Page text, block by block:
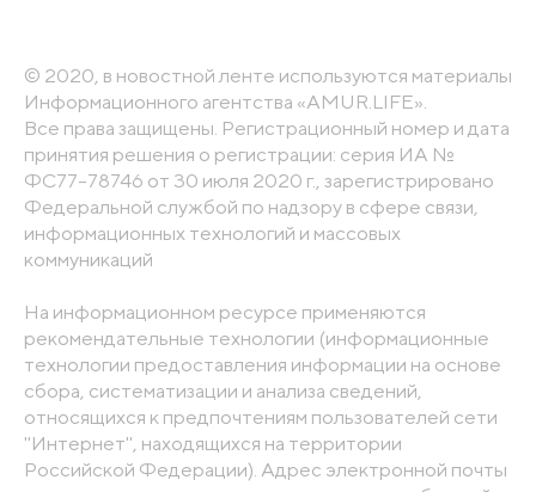
© 2020, в новостной ленте используются материалы
Информационного агентства «AMUR.LIFE».
Все права защищены. Регистрационный номер и дата
принятия решения о регистрации: серия ИА №
ФС77-78746 от 30 июля 2020 г., зарегистрировано
Федеральной службой по надзору в сфере связи,
информационных технологий и массовых
коммуникаций
На информационном ресурсе применяются
рекомендательные технологии (информационные
технологии предоставления информации на основе
сбора, систематизации и анализа сведений,
относящихся к предпочтениям пользователей сети
"Интернет", находящихся на территории
Российской Федерации). Адрес электронной почты